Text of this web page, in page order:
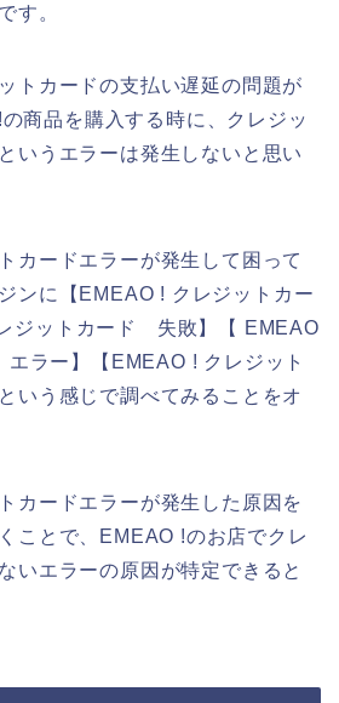
す。
トカードの支払い遅延の問題が
商品を購入する時に、クレジッ
いうエラーは発生しないと思い
カードエラーが発生して困って
ンに【EMEAO ! クレジットカー
ジットカード 失敗】【 EMEAO
ラー】【EMEAO ! クレジット
いう感じで調べてみることをオ
カードエラーが発生した原因を
ことで、EMEAO !のお店でクレ
いエラーの原因が特定できると